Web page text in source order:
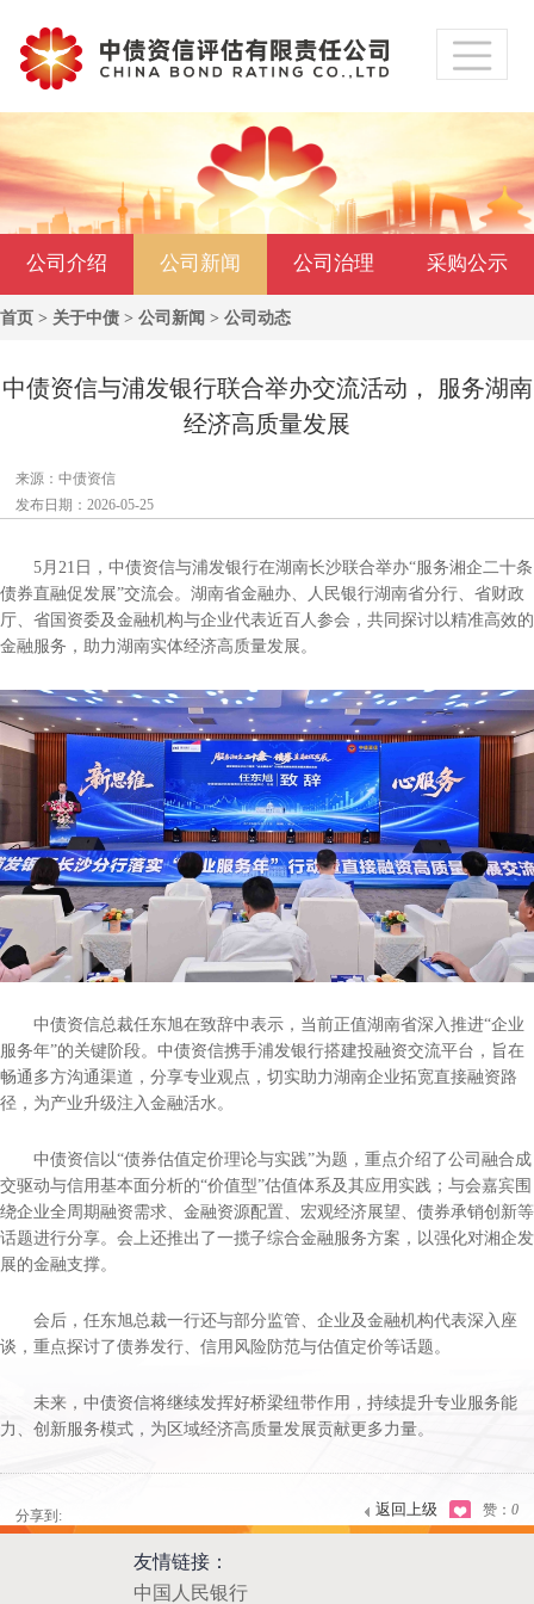
公司介绍 公司新闻 公司治理 采购公示
首页 > 关于中债 > 公司新闻 > 公司动态
中债资信与浦发银行联合举办交流活动， 服务湖南
经济高质量发展
来源：中债资信
发布日期：2026-05-25
5月21日，中债资信与浦发银行在湖南长沙联合举办“服务湘企二十条
债券直融促发展”交流会。湖南省金融办、人民银行湖南省分行、省财政
厅、省国资委及金融机构与企业代表近百人参会，共同探讨以精准高效的
金融服务，助力湖南实体经济高质量发展。
中债资信总裁任东旭在致辞中表示，当前正值湖南省深入推进“企业
服务年”的关键阶段。中债资信携手浦发银行搭建投融资交流平台，旨在
畅通多方沟通渠道，分享专业观点，切实助力湖南企业拓宽直接融资路
径，为产业升级注入金融活水。
中债资信以“债券估值定价理论与实践”为题，重点介绍了公司融合成
交驱动与信用基本面分析的“价值型”估值体系及其应用实践；与会嘉宾围
绕企业全周期融资需求、金融资源配置、宏观经济展望、债券承销创新等
话题进行分享。会上还推出了一揽子综合金融服务方案，以强化对湘企发
展的金融支撑。
会后，任东旭总裁一行还与部分监管、企业及金融机构代表深入座
谈，重点探讨了债券发行、信用风险防范与估值定价等话题。
未来，中债资信将继续发挥好桥梁纽带作用，持续提升专业服务能
力、创新服务模式，为区域经济高质量发展贡献更多力量。
分享到: 返回上级 赞： 0
友情链接：
中国人民银行